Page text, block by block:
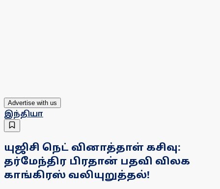
Advertise with us
இந்தியா
யுஜிசி நெட் வினாத்தாள் கசிவு:
தர்மேந்திர பிரதான் பதவி விலக
காங்கிரஸ் வலியுறுத்தல்!